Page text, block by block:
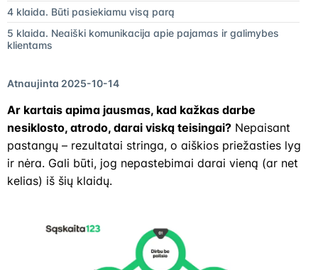
4 klaida. Būti pasiekiamu visą parą
5 klaida. Neaiški komunikacija apie pajamas ir galimybes
klientams
Atnaujinta 2025-10-14
Ar kartais apima jausmas, kad kažkas darbe
nesiklosto, atrodo, darai viską teisingai? Nepaisant
pastangų – rezultatai stringa, o aiškios priežasties lyg
ir nėra. Gali būti, jog nepastebimai darai vieną (ar net
kelias) iš šių klaidų.